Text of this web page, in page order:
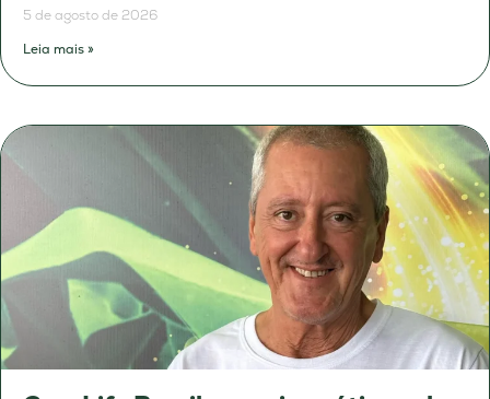
5 de agosto de 2026
Leia mais »